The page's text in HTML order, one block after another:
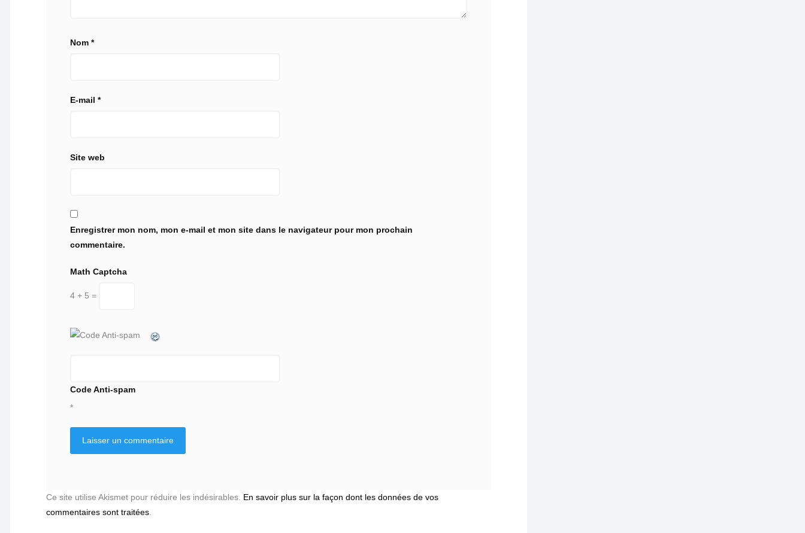
Nom *
E-mail *
Site web
Enregistrer mon nom, mon e-mail et mon site dans le navigateur pour mon prochain
commentaire.
Math Captcha
4 + 5 =
Code Anti-spam
*
Ce site utilise Akismet pour réduire les indésirables. En savoir plus sur la façon dont les données de vos
commentaires sont traitées